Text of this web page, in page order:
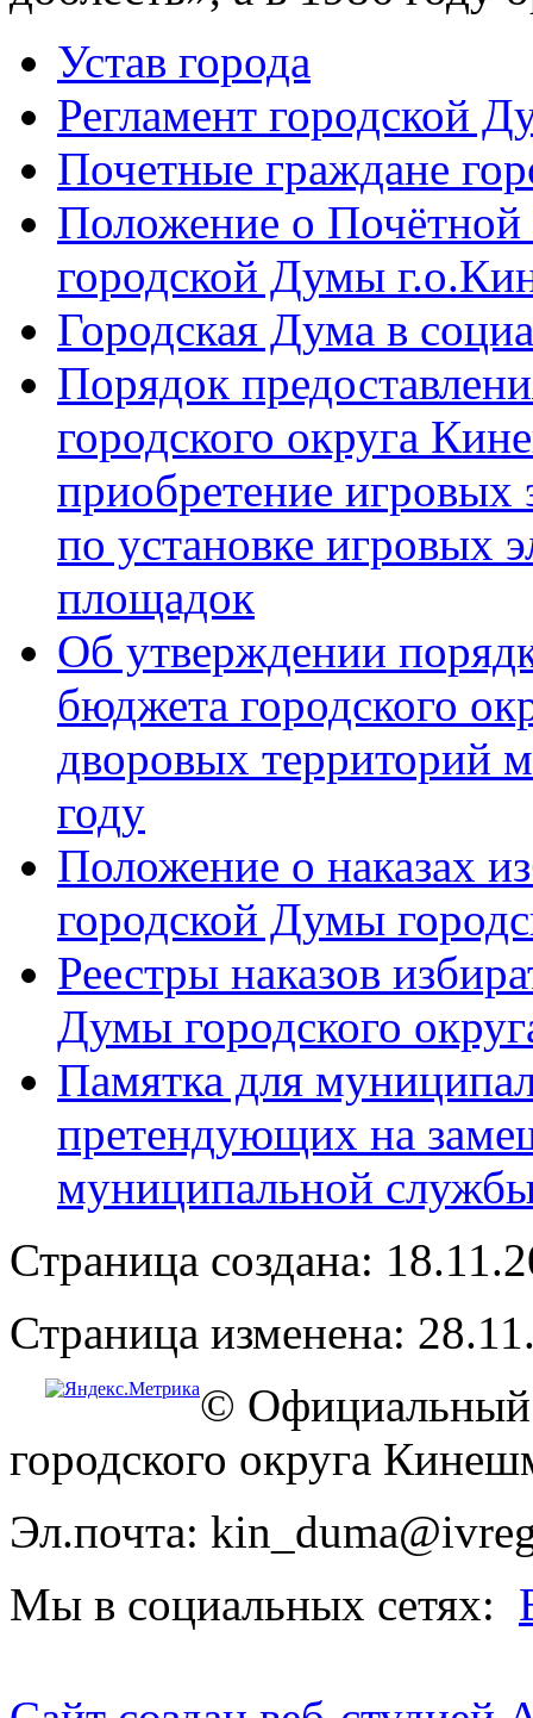
Устав города
Регламент городской
Почетные граждане
Положение о Почётной
городской Думы
Городская Дума в
Порядок
городского округа
приобретение игровых
по установке игровых
площадок
Об утверждении
бюджета городского
дворовых территорий
году
Положение о наказах
городской Думы
Реестры наказов
Думы городского
Памятка для
претендующих на
муниципальной
Страница создана:
Страница изменена:
© Официальный
городского округа
Эл.почта:
Мы в социальных сетях: